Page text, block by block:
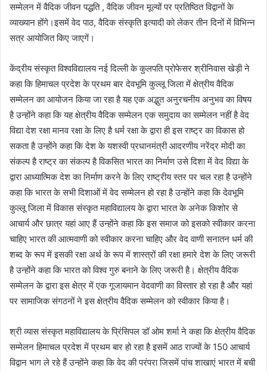
सम्मेलन में वैदिक जीवन पद्धति , वैदिक जीवन मूल्यों पर प्रतिष्ठित विद्वानों के
व्याख्यान होंगे।इसमें वेद पाठ, वैदिक संस्कृति इत्यादी को लेकर तीन दिनों में विभिन्न
सत्र आयोजित किए जाएगें।
केंद्रीय संस्कृत विश्वविद्यालय नई दिल्ली के कुलपति प्रोफेसर श्रीनिवास खेड़ी ने
कहा कि हिमाचल प्रदेश के प्रथम बार देवभूमि कुल्लू जिला में क्षेत्रीय वैदिक
सम्मेलन का आयोजन किया जा रहा है यह एक अद्भुत अनुरचनीय अनुभव का विषय
है उन्होंने कहा कि यह क्षेत्रीय वैदिक सम्मेलन एक समुदाय का सम्मेलन नहीं है वेद
विद्या देश रक्षा मानव रक्षा के लिए है धर्म रक्षा के द्वारा ही इस राष्ट्र का विकास हो
सकता है उन्होंने कहा कि देश के यशस्वी प्रधानमंत्री आदरणीय नरेंद्र मोदी का
संकल्प है राष्ट्र का संकल्प है विकसित भारत का निर्माण उसे दिशा में वेद विद्या के
द्वारा आध्यात्मिक देश का निर्माण करने के लिए राष्ट्रीय स्तर पर चल रहा है उन्होंने
कहा कि भारत के सभी दिशाओं में वेद सम्मेलन हो रहा है उन्होंने कहा कि देवभूमि
कुल्लू जिला में विकास संस्कृत महाविद्यालय के द्वारा भारत के अनेक किशोर से
आचार्य और छात्र यहां आए हैं उन्होंने कहा कि इस समाज को इसको स्वीकार करना
चाहिए भारत की आत्मवाणी को स्वीकार करना चाहिए और वेद वाणी सनातन धर्म की
शब्द के रूप में इसकी रक्षा अर्थ के रूप में शास्त्रों की रक्षा हमारे देश के लिए जरूरी
है उन्होंने कहा कि भारत को विश्व गुरु बनाने के लिए जरूरी है। क्षेत्रीय वैदिक
सम्मेलन के द्वारा इस क्षेत्र में एक गूजायमान वेदवाणी का विस्तार हो रहा है और यहां
पर सामाजिक संगठनों ने इस क्षेत्रीय वैदिक सम्मेलन को स्वीकार किया है।
श्री व्यास संस्कृत महाविद्यालय के प्रिंसिपल डॉ ओम शर्मा ने कहा कि क्षेत्रीय वैदिक
सम्मेलन हिमाचल प्रदेश में प्रथम बार हो रहा है इसमें आठ राज्यों के 150 आचार्य
विद्वान भाग ले रहे हैं उन्होंने कहा कि वेद की परंपरा जिसमें पांच शाखाएं भारत में बची